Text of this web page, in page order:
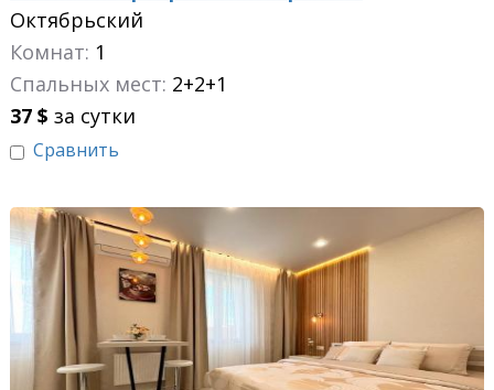
Октябрьский
Комнат: 1
Спальных мест: 2+2+1
37 $ за сутки
Сравнить